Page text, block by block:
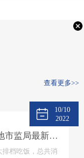
查看更多>>
10/10
2022
商家反向抹零事件屡见不鲜 当地市监局最新回应将“零容忍”态度打击
档吃饭，总共消